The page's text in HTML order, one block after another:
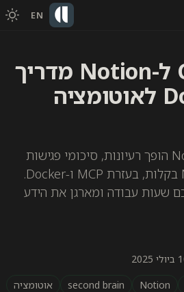
EN
חיבור Claude ל-Notion מדריך
MCP ו-Docker לאוטומציה
חיבור Claude ל-Notion הופך רעיונות, סיכומי פגישות
ומשימות לדפי Notion בקלות, בעזרת MCP ו-Docker.
שעות עבודה ומארגן את הידע
Notion
second brain
אוטומציה